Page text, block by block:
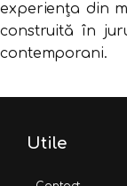
experiența din
construită în
contemporani.
Utile